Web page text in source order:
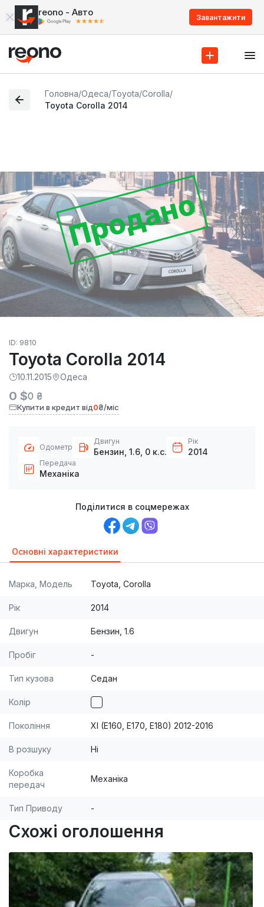
reono - Авто Завантажити
Головна/Одеса/Toyota/Corolla/
Toyota Corolla 2014
Продано
ID: 9810
Toyota Corolla 2014
10.11.2015 Одеса
0 $0 ₴
Купити в кредит від0₴/міс
Одометр
Двигун
Бензин, 1.6, 0 к.с.
Рік
2014
Передача
Механіка
Поділитися в соцмережах
Основні характеристики
Марка, Модель Toyota, Corolla
Рік 2014
Двигун Бензин, 1.6
Пробіг -
Тип кузова Седан
Колір
Покоління XI (E160, E170, E180) 2012-2016
В розшуку Ні
Коробка
передач
Механіка
Тип Приводу -
Схожі оголошення